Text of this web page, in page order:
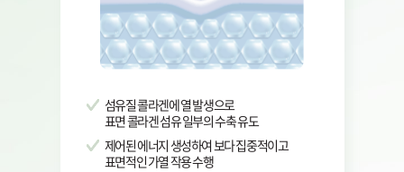
섬유질 콜라겐에 열 발생으로
표면 콜라겐 섬유 일부의 수축 유도
제어된 에너지 생성하여 보다 집중적이고
표면적인 가열 작용 수행